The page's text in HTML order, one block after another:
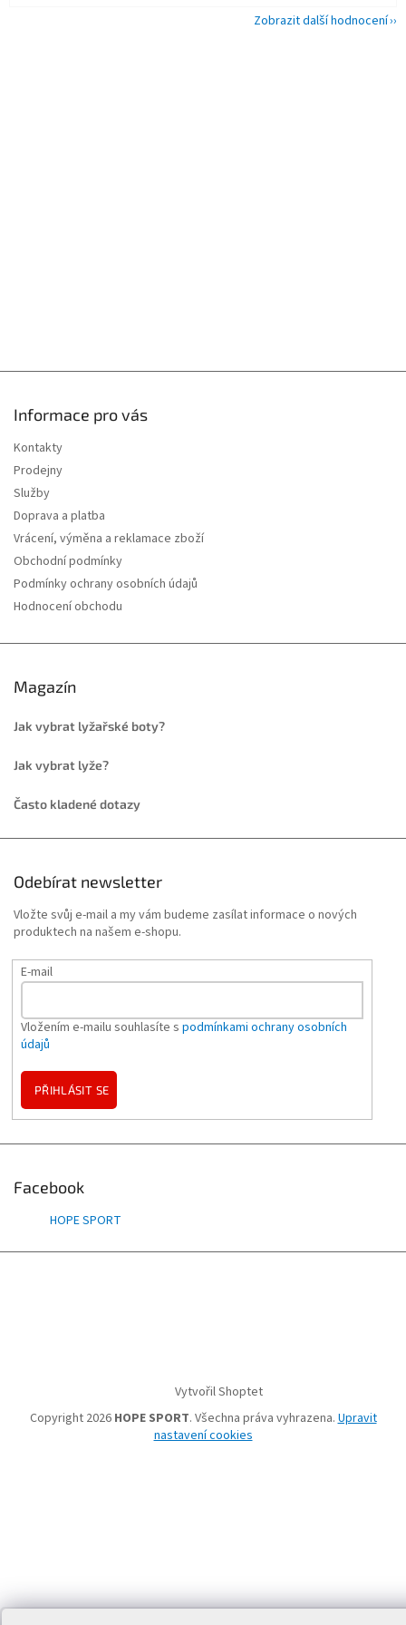
Zobrazit další hodnocení
Informace pro vás
Kontakty
Prodejny
Služby
Doprava a platba
Vrácení, výměna a reklamace zboží
Obchodní podmínky
Podmínky ochrany osobních údajů
Hodnocení obchodu
Magazín
Jak vybrat lyžařské boty?
Jak vybrat lyže?
Často kladené dotazy
Odebírat newsletter
Vložte svůj e-mail a my vám budeme zasílat informace o nových
produktech na našem e-shopu.
E-mail
Vložením e-mailu souhlasíte s podmínkami ochrany osobních
údajů
PŘIHLÁSIT SE
Facebook
HOPE SPORT
Vytvořil Shoptet
Copyright 2026 HOPE SPORT. Všechna práva vyhrazena. Upravit
nastavení cookies